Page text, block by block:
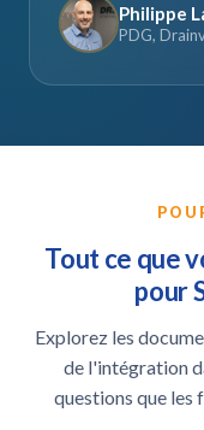
Philippe
PDG,
Tout ce que
pour
Explorez les
de l'intégration
questions que les